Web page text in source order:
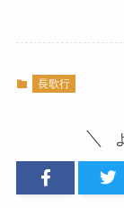
長歌行